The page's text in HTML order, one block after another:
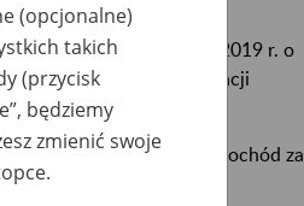
z dnia 12 grudnia 2019 r. o
o Krajowej Administracji
uwzględnią nowe dane: dochód za
w podziale na formy
(opcjonalne)
takich
(przycisk
będziemy
zmienić swoje